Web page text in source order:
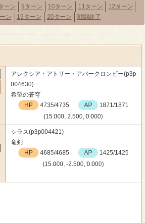
ーン 9ターン 10ターン 11ターン
12ターン
ン 19ターン 20ターン 戦闘終了
アレクシア・アトリー・アバークロンビー(p3p
004630)
希望の蒼穹
HP
4735/4735 AP
1871/1871
(15.000, 2.500, 0.000)
シラス(p3p004421)
竜剣
HP
4685/4685 AP
1425/1425
(15.000, -2.500, 0.000)